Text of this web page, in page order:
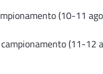
(10-11
(11-12